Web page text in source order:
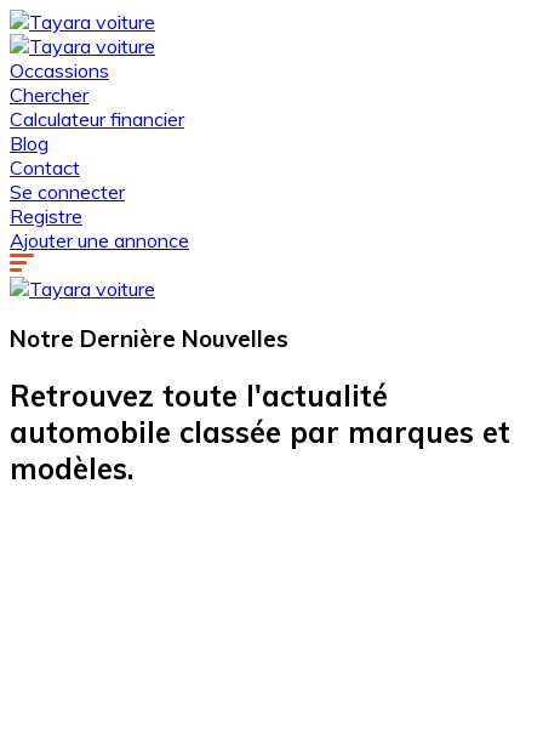
Occassions
Chercher
Calculateur financier
Blog
Contact
Se connecter
Registre
Ajouter une annonce
Notre Dernière Nouvelles
Retrouvez toute l'actualité
automobile classée par marques et
modèles.